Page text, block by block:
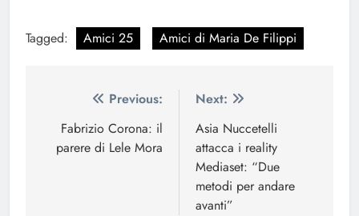
Tagged: Amici 25 Amici di Maria De Filippi
Navigazione
articoli
Previous:
Fabrizio Corona: il
parere di Lele Mora
Next:
Asia Nuccetelli
attacca i reality
Mediaset: “Due
metodi per andare
avanti”